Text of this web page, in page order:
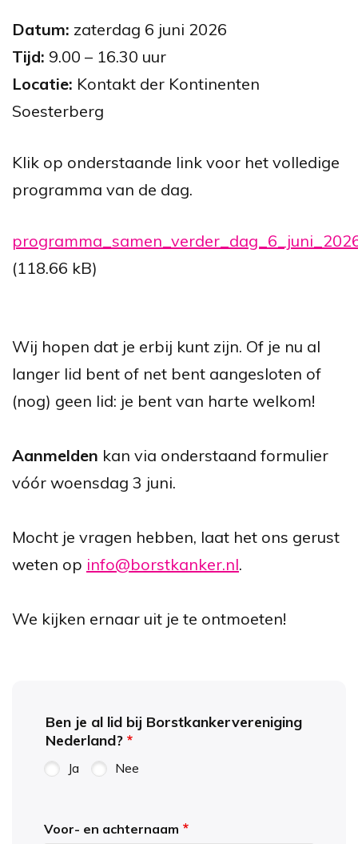
Datum: zaterdag 6 juni 2026
Tijd: 9.00 – 16.30 uur
Locatie: Kontakt der Kontinenten
Soesterberg
Klik op onderstaande link voor het volledige
programma van de dag.
(118.66 kB)
Wij hopen dat je erbij kunt zijn. Of je nu al
langer lid bent of net bent aangesloten of
(nog) geen lid: je bent van harte welkom!
Aanmelden kan via onderstaand formulier
vóór woensdag 3 juni.
Mocht je vragen hebben, laat het ons gerust
weten op info@borstkanker.nl.
We kijken ernaar uit je te ontmoeten!
Ben je al lid bij Borstkankervereniging
Nederland?
Ja Nee
Persoonsgegevens
Voor- en achternaam